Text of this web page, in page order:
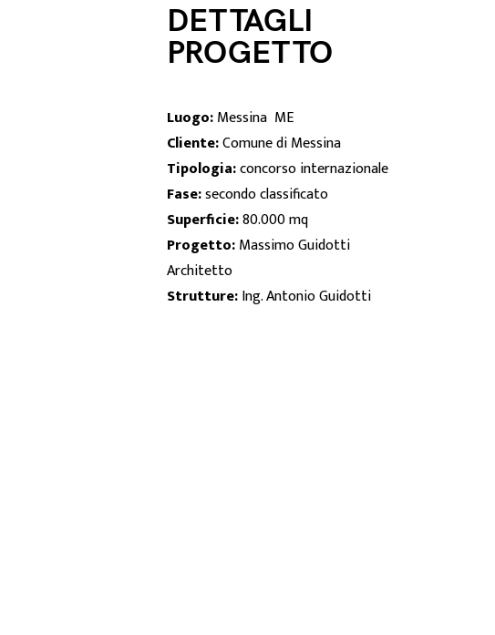
DETTAGLI
PROGETTO
Luogo:Messina ME
Cliente:Comune di Messina
Tipologia:concorso internazionale
Fase:secondo classificato
Superficie:80.000 mq
Progetto:Massimo Guidotti
Architetto
Strutture:Ing. Antonio Guidotti